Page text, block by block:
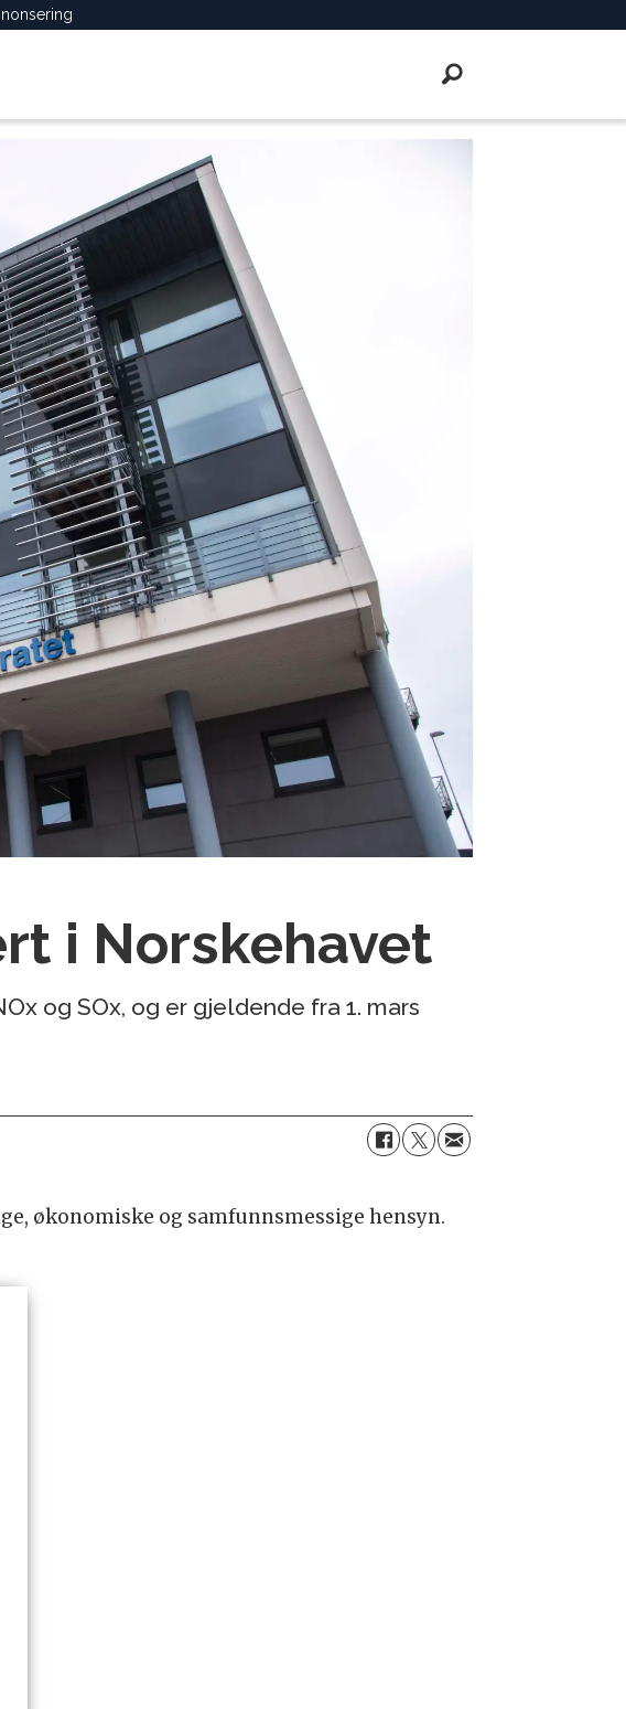
i Norskehavet
og SOx, og er gjeldende fra 1. mars
økonomiske og samfunnsmessige hensyn.